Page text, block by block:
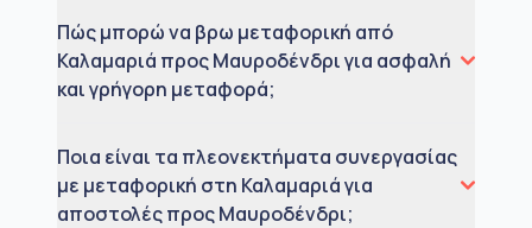
Πώς μπορώ να βρω μεταφορική από
Καλαμαριά προς Μαυροδένδρι για ασφαλή
και γρήγορη μεταφορά;
Ποια είναι τα πλεονεκτήματα συνεργασίας
με μεταφορική στη Καλαμαριά για
αποστολές προς Μαυροδένδρι;